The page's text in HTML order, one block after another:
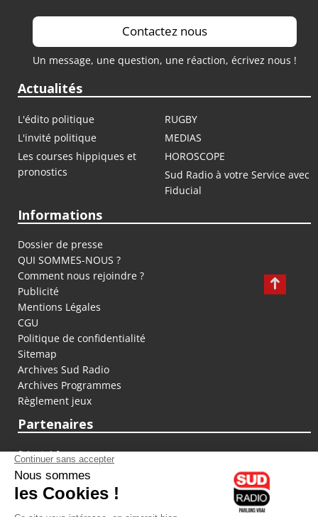
Contactez nous
Un message, une question, une réaction, écrivez nous !
Actualités
L'édito politique
RUGBY
L'invité politique
MEDIAS
Les courses hippiques et
pronostics
HOROSCOPE
Sud Radio à votre Service avec
Fiducial
Informations
Dossier de presse
QUI SOMMES-NOUS ?
Comment nous rejoindre ?
Publicité
Mentions Légales
CGU
Politique de confidentialité
Sitemap
Archives Sud Radio
Archives Programmes
Règlement jeux
Partenaires
fiducial.fr
lyoncapitale.fr
olympique-et-lyonnais.com